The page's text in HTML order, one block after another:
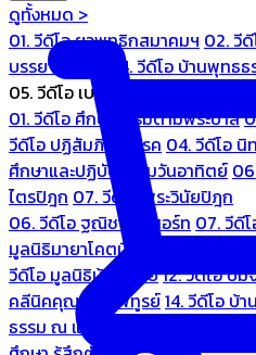
ดูทั้งหมด >
01. วีดีโอ ยุวพุทธิกสมาคมฯ 02. วี
บรรยายทั่วไป
04. วีดีโอ บ้านพุทธ
05. วีดีโอ เบนซ์ทองหล่อ
01. วีดีโอ ศึกษาธรรมตามพระบาลี
วีดีโอ ปฏิสัมภิทามรรค 04. วีดีโอ นิ
ศึกษาและปฏิบัติธรรมวันอาทิตย์
ไตรปิฎก 07. วีดีโอ พระวินัยปิฎก
06. วีดีโอ ฐณิชาฌ์รีสอร์ท 07. วีดี
มูลนิธิมายาโคตมี
วีดีโอ มูลนิธิบ้านอารีย์12. วีดีโอ บ
คลีนิคคุณหมอไพทูรย์14. วีดีโอ บ้
ธรรม ณ แดนพุทธภูมิ